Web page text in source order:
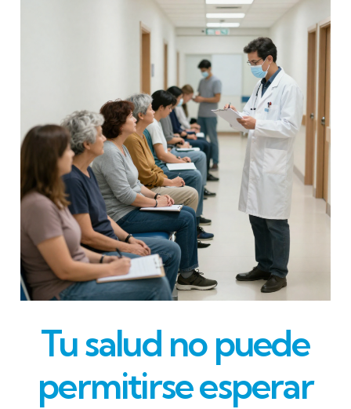
Tu salud no puede
permitirse esperar